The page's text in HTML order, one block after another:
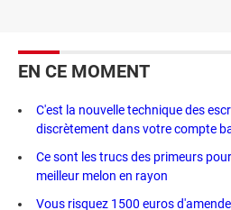
EN CE MOMENT
C'est la nouvelle technique des
discrètement dans votre compte
Ce sont les trucs des primeurs
meilleur melon en rayon
Vous risquez 1500 euros